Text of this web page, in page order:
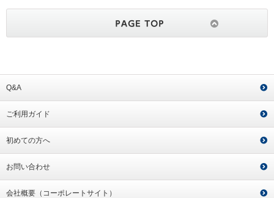
Q&A
ご利用ガイド
初めての方へ
お問い合わせ
会社概要（コーポレートサイト）